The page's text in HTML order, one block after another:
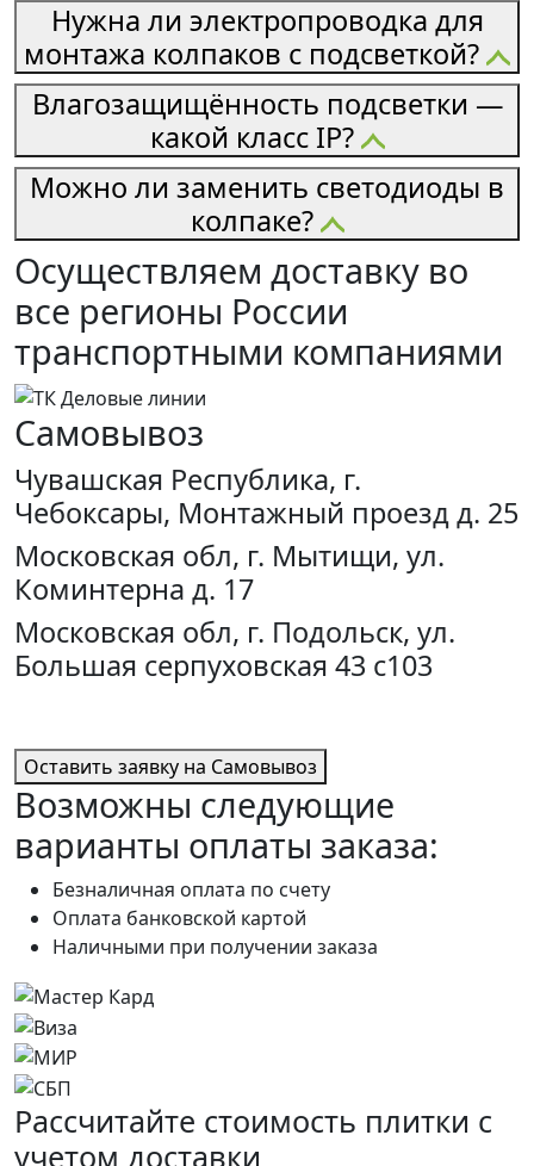
Нужна ли электропроводка для
монтажа колпаков с подсветкой?
Влагозащищённость подсветки —
какой класс IP?
Можно ли заменить светодиоды в
колпаке?
Осуществляем доставку во
все регионы России
транспортными компаниями
Самовывоз
Чувашская Республика, г.
Чебоксары, Монтажный проезд д. 25
Московская обл, г. Мытищи, ул.
Коминтерна д. 17
Московская обл, г. Подольск, ул.
Большая серпуховская 43 с103
Оставить заявку на Самовывоз
Возможны следующие
варианты оплаты заказа:
Безналичная оплата по счету
Оплата банковской картой
Наличными при получении заказа
Расcчитайте стоимость плитки с
учетом доставки